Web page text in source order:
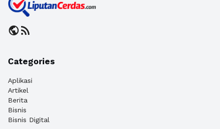
publicrss_feed
Categories
Aplikasi
Artikel
Berita
Bisnis
Bisnis Digital